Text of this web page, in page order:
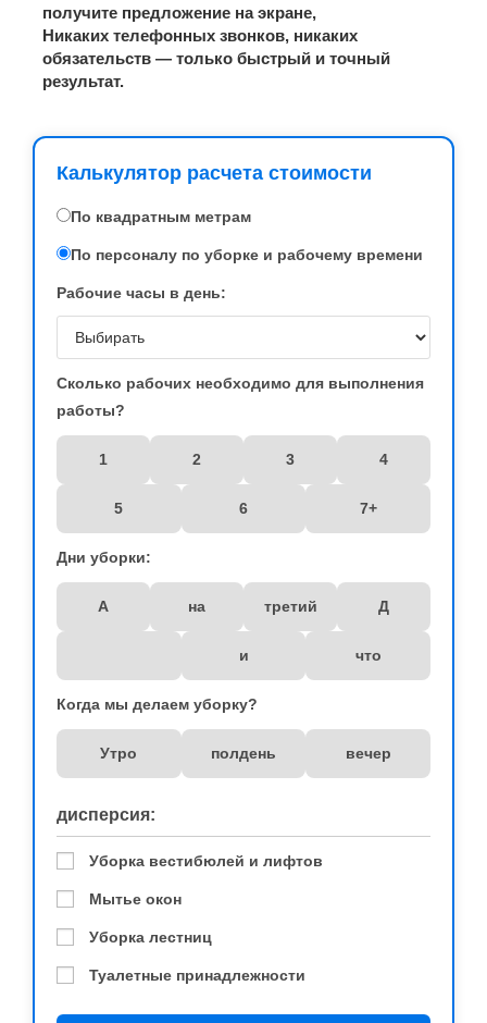
получите предложение на экране,
Никаких телефонных звонков, никаких
обязательств — только быстрый и точный
результат.
Калькулятор расчета стоимости
По квадратным метрам
По персоналу по уборке и рабочему времени
Рабочие часы в день:
Сколько рабочих необходимо для выполнения
работы?
1 2 3 4
5 6 7+
Дни уборки:
А на третий Д
и что
Когда мы делаем уборку?
Утро полдень вечер
дисперсия:
Уборка вестибюлей и лифтов
Мытье окон
Уборка лестниц
Туалетные принадлежности